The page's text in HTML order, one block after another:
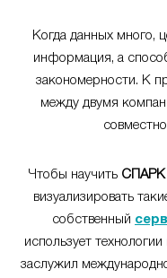
Когда данных много,
информация, а
закономерности. К
между двумя
Чтобы научить СПАРК
визуализировать
собственный
использует
заслужил